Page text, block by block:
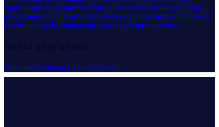
équipements de sécurité machine et ergonomie opérateur Se faire
accompagner pour trouver des solutions d’automatismes industriels
et sélectionner les composants adaptés à chaque machine
Secteur géographique
Mulhouse Strasbourg Épinal Belfort